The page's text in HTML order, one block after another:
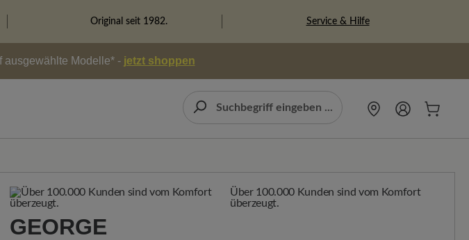
Original seit 1982. Service & Hilfe
ausgewählte Modelle* - jetzt shoppen
Über 100.000 Kunden sind vom Komfort
überzeugt.
GEORGE